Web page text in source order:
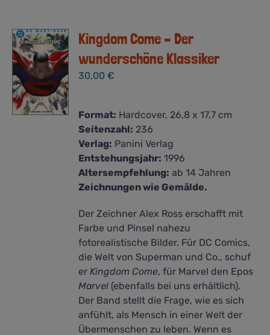
Kingdom Come – Der
wunderschöne Klassiker
30,00€
Format: Hardcover, 26,8 x 17,7 cm
Seitenzahl: 236
Verlag: Panini Verlag
Entstehungsjahr: 1996
Altersempfehlung: ab 14 Jahren
Zeichnungen wie Gemälde.
Der Zeichner Alex Ross erschafft mit
Farbe und Pinsel nahezu
fotorealistische Bilder. Für DC Comics,
die Welt von Superman und Co., schuf
erKingdom Come, für Marvel den Epos
Marvel (ebenfalls bei uns erhältlich).
Der Band stellt die Frage, wie es sich
anfühlt, als Mensch in einer Welt der
Übermenschen zu leben. Wenn es